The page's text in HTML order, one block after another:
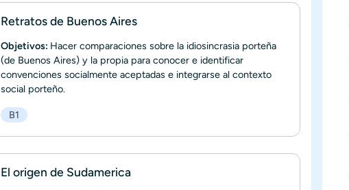
Retratos de Buenos Aires
Objetivos: Hacer comparaciones sobre la idiosincrasia porteña
(de Buenos Aires) y la propia para conocer e identificar
convenciones socialmente aceptadas e integrarse al contexto
social porteño.
B1
El origen de Sudamerica